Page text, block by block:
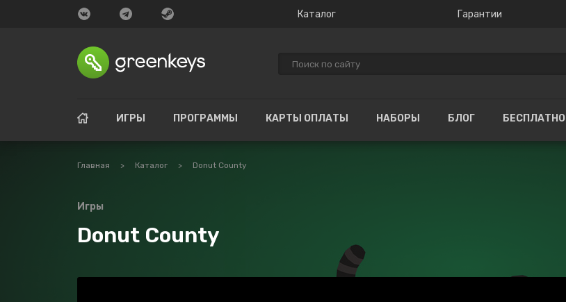
Каталог Гарантии
ИГРЫ ПРОГРАММЫ КАРТЫ ОПЛАТЫ НАБОРЫ БЛОГ БЕСПЛАТНО
Главная > Каталог > Donut County
Игры
Donut County